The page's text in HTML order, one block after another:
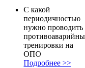
С какой
периодичностью
нужно проводить
тренировки на
ОПО
Подробнее >>